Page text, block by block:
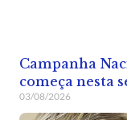
Campanha
começa nesta
03/08/2026